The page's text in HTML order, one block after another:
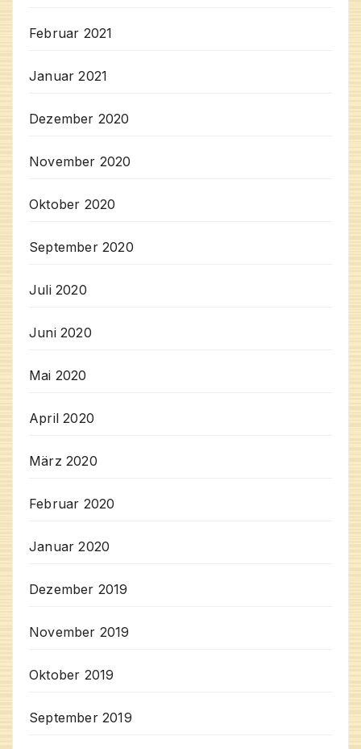
Februar 2021
Januar 2021
Dezember 2020
November 2020
Oktober 2020
September 2020
Juli 2020
Juni 2020
Mai 2020
April 2020
März 2020
Februar 2020
Januar 2020
Dezember 2019
November 2019
Oktober 2019
September 2019